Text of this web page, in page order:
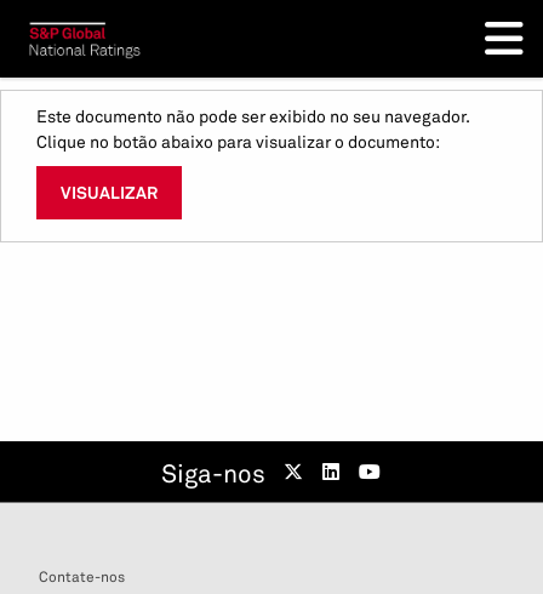
Este documento não pode ser exibido no seu navegador.
Clique no botão abaixo para visualizar o documento:
VISUALIZAR
Siga-nos
Contate-nos